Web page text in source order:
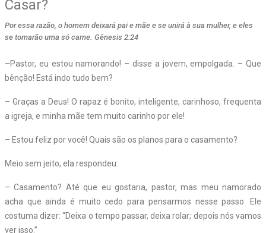
Casar?
Por essa razão, o homem deixará pai e mãe e se unirá à sua mulher, e eles
se tornarão uma só carne. Gênesis 2:24
–Pastor, eu estou namorando! – disse a jovem, empolgada. – Que
bênção! Está indo tudo bem?
– Graças a Deus! O rapaz é bonito, inteligente, carinhoso, frequenta
a igreja, e minha mãe tem muito carinho por ele!
– Estou feliz por você! Quais são os planos para o casamento?
Meio sem jeito, ela respondeu:
– Casamento? Até que eu gostaria, pastor, mas meu namorado
acha que ainda é muito cedo para pensarmos nesse passo. Ele
costuma dizer: “Deixa o tempo passar, deixa rolar; depois nós vamos
ver isso.”